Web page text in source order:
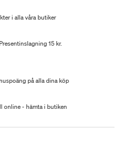
i alla våra butiker
Presentinslagning 15 kr.
på alla dina köp
online - hämta i butiken